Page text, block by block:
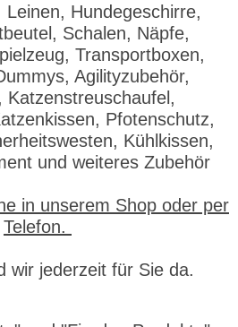
Leinen, Hundegeschirre,
Schalen, Näpfe,
Transportboxen,
Agilityzubehör,
Katzenstreuschaufel,
Pfotenschutz,
Kühlkissen,
und weiteres Zubehör
in unserem Shop oder per
Telefon.
wir jederzeit für Sie da.